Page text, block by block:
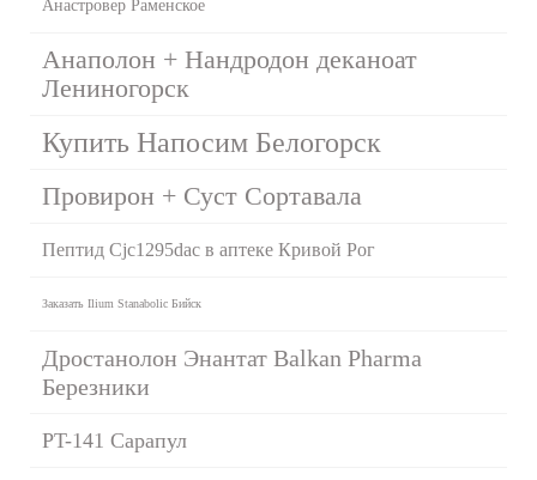
Анастровер Раменское
Анаполон + Нандродон деканоат
Лениногорск
Купить Напосим Белогорск
Провирон + Суст Сортавала
Пептид Cjc1295dac в аптеке Кривой Рог
Заказать Ilium Stanabolic Бийск
Дростанолон Энантат Balkan Pharma
Березники
PT-141 Сарапул